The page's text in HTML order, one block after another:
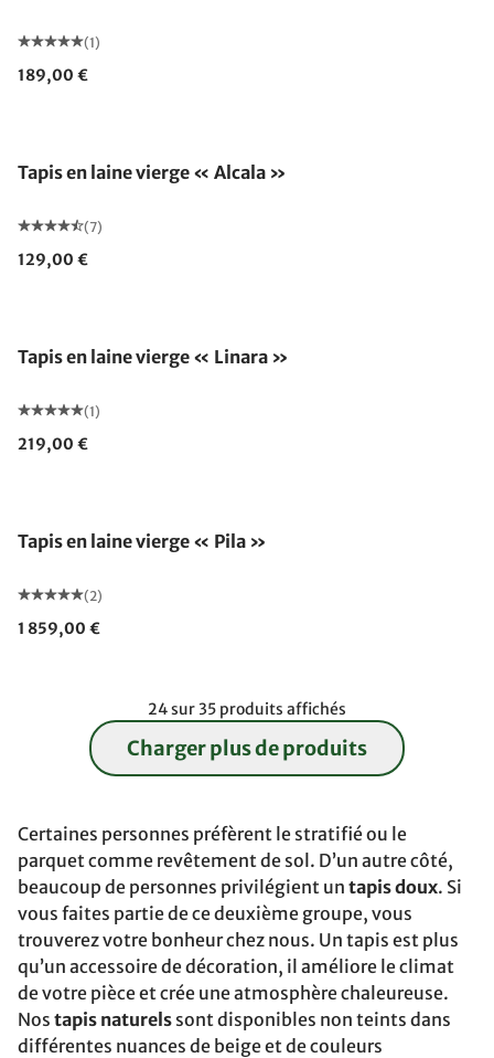
(1)
189,00 €
Tapis en laine vierge « Alcala »
(7)
129,00 €
Tapis en laine vierge « Linara »
(1)
219,00 €
Tapis en laine vierge « Pila »
(2)
1 859,00 €
24 sur 35 produits affichés
Charger plus de produits
Certaines personnes préfèrent le stratifié ou le
parquet comme revêtement de sol. D’un autre côté,
beaucoup de personnes privilégient un tapis doux. Si
vous faites partie de ce deuxième groupe, vous
trouverez votre bonheur chez nous. Un tapis est plus
qu’un accessoire de décoration, il améliore le climat
de votre pièce et crée une atmosphère chaleureuse.
Nos tapis naturels sont disponibles non teints dans
différentes nuances de beige et de couleurs